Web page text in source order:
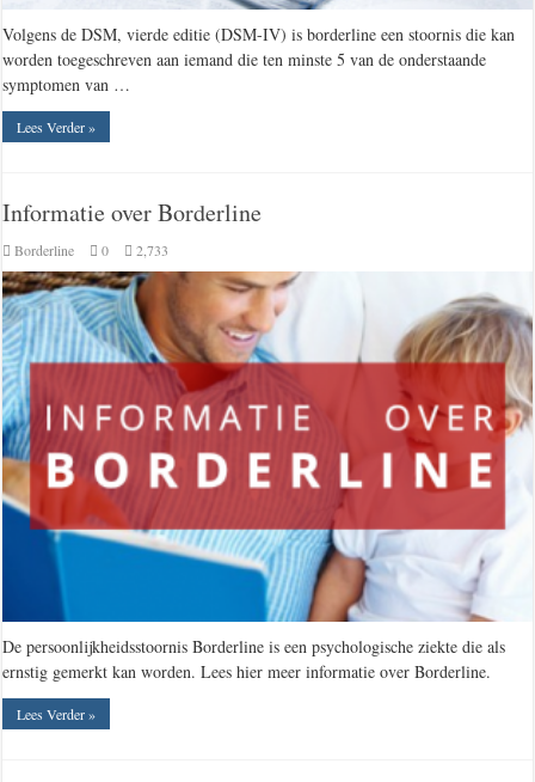
Volgens de DSM, vierde editie (DSM-IV) is borderline een stoornis die kan
worden toegeschreven aan iemand die ten minste 5 van de onderstaande
symptomen van …
Lees Verder »
Informatie over Borderline
Borderline 0 2,733
De persoonlijkheidsstoornis Borderline is een psychologische ziekte die als
ernstig gemerkt kan worden. Lees hier meer informatie over Borderline.
Lees Verder »